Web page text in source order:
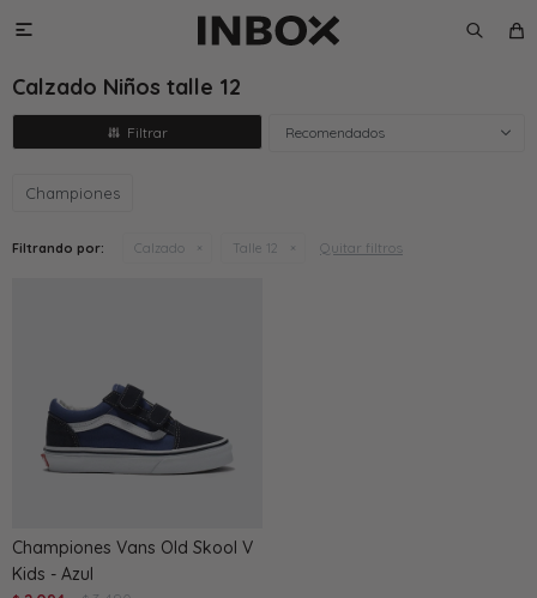

Calzado Niños talle 12
Recomendados
Championes
Filtrando por: Calzado Talle 12 Quitar filtros
Championes Vans Old Skool V
Kids - Azul